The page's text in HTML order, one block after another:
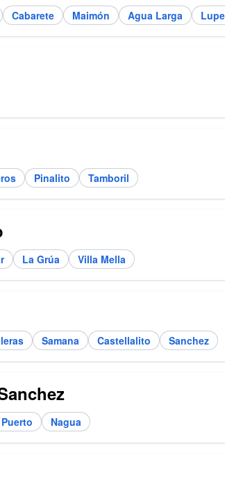
Cabarete Maimón Agua Larga
Pinalito Tamboril
La Grúa Villa Mella
Samana Castellalito Sanchez
Nagua